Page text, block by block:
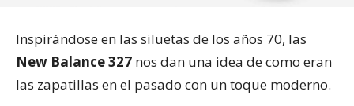
Inspirándose en las siluetas de los años 70, las
New Balance 327 nos dan una idea de como eran
las zapatillas en el pasado con un toque moderno.